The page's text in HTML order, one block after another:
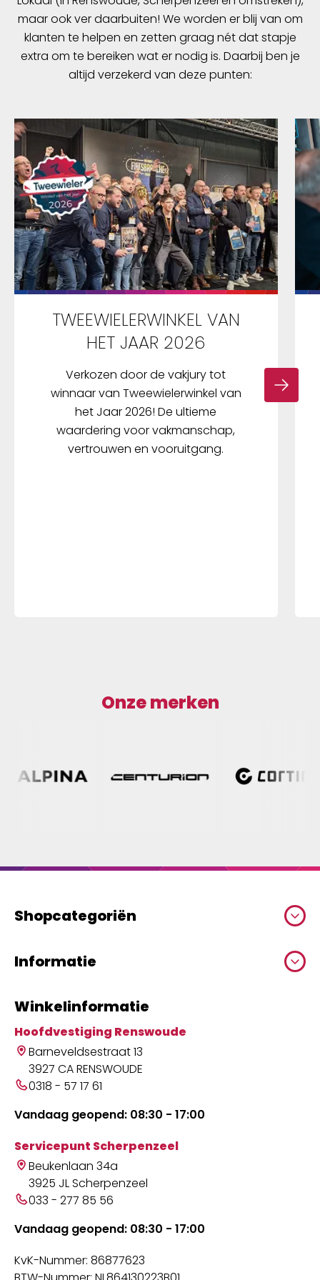
maar ook ver daarbuiten! We worden er blij van om
klanten te helpen en zetten graag nét dat stapje
extra om te bereiken wat er nodig is. Daarbij ben je
altijd verzekerd van deze punten:
TWEEWIELERWINKEL VAN
HET JAAR 2026
Verkozen door de vakjury tot
winnaar van Tweewielerwinkel van
het Jaar 2026! De ultieme
waardering voor vakmanschap,
vertrouwen en vooruitgang.
Onze merken
Shopcategoriën
Informatie
Winkelinformatie
Hoofdvestiging Renswoude
Barneveldsestraat 13
3927 CA RENSWOUDE
0318 - 57 17 61
Vandaag geopend: 08:30 - 17:00
Servicepunt Scherpenzeel
Beukenlaan 34a
3925 JL Scherpenzeel
033 - 277 85 56
Vandaag geopend: 08:30 - 17:00
KvK-Nummer: 86877623